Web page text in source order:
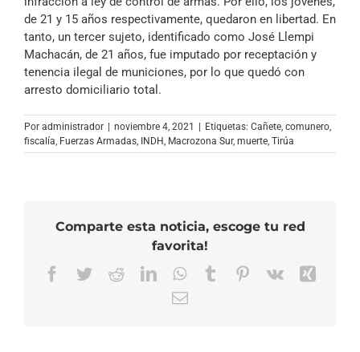
de 21 y 15 años respectivamente, quedaron en libertad. En
tanto, un tercer sujeto, identificado como José Llempi
Machacán, de 21 años, fue imputado por receptación y
tenencia ilegal de municiones, por lo que quedó con
arresto domiciliario total.
Por administrador noviembre 4, 2021 Etiquetas: Cañete, comunero,
fiscalía, Fuerzas Armadas, INDH, Macrozona Sur, muerte, Tirúa
Comparte esta noticia, escoge tu red
favorita!
Facebook
TwitterRedditLinkedInWhatsApp
TumblrPinterest
Vk
Correo